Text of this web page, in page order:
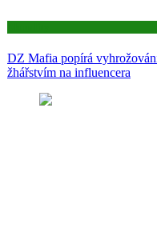
DZ Mafia popírá
žhářstvím na influencera